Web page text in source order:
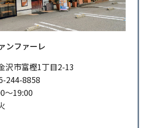
ンファーレ
沢市富樫1丁目2-13
244-8858
～19:00